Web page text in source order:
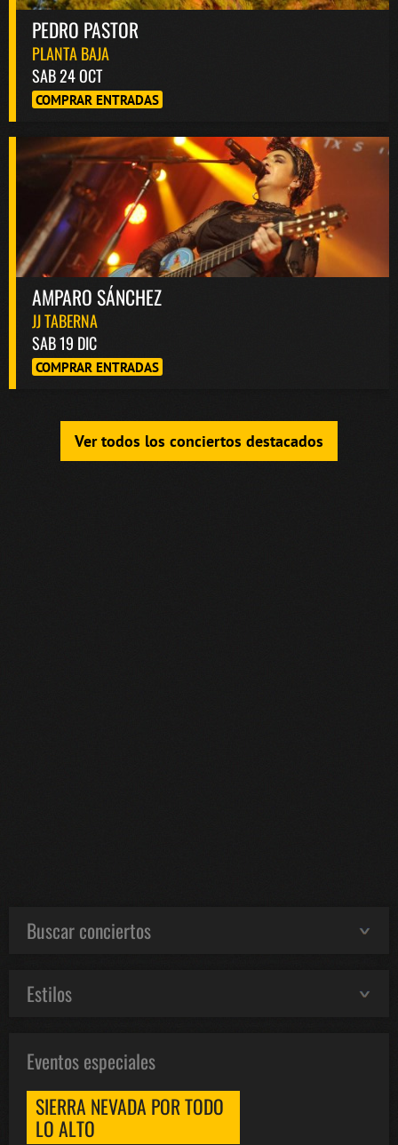
PEDRO PASTOR
PLANTA BAJA
SAB 24 OCT
COMPRAR ENTRADAS
AMPARO SÁNCHEZ
JJ TABERNA
SAB 19 DIC
COMPRAR ENTRADAS
Ver todos los conciertos destacados
Buscar conciertos
Estilos
Eventos especiales
SIERRA NEVADA POR TODO
LO ALTO